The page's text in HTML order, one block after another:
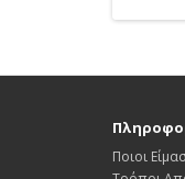
Ποιοι